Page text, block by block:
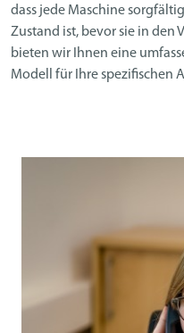
dass jede Maschine
Zustand ist, bevor sie in den
bieten wir Ihnen eine
Modell für Ihre spezifischen